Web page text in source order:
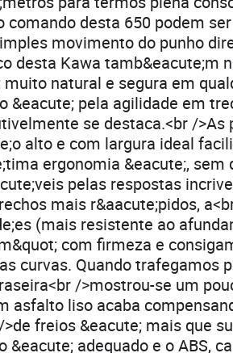
comando desta 650 podem
movimento do punho
desta Kawa tamb&eacute;m
natural e segura em
&eacute; pela agilidade em
se destaca.<br />As
alto e com largura ideal
ergonomia &eacute;, sem
pelas respostas
mais r&aacute;pidos,
(mais resistente ao
com firmeza e
curvas. Quando trafegamos
/>mostrou-se um
asfalto liso acaba
freios &eacute; mais que
adequado e o ABS,